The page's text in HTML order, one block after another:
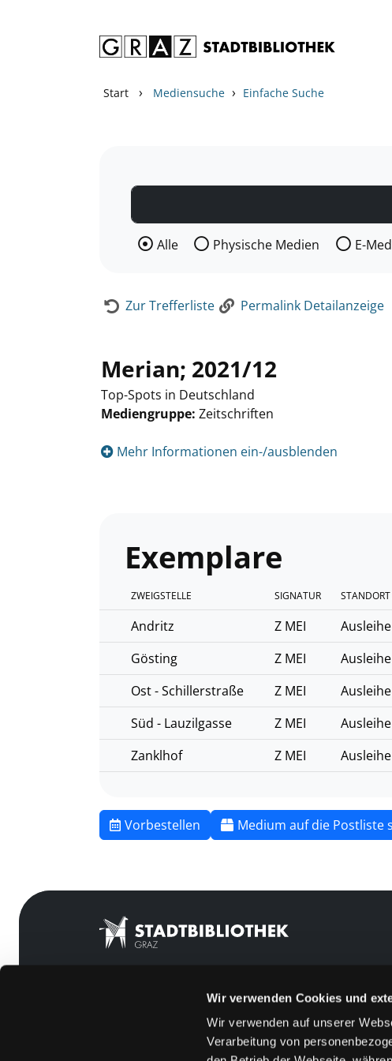
Wir verwenden Cookies und
Wir verwenden auf unserer
Verarbeitung von
Start › Mediensuche › Einfache Suche
Wählen Sie die Medienart nach der Sie
Alle Physische Medien E-
Zur Trefferliste Permalink Detailanzeige
Merian; 2021/12
Top-Spots in Deutschland
Mediengruppe: Zeitschriften
Mehr Informationen ein-/ausblenden
Exemplare
ZWEIGSTELLE SIGNATUR
Andritz Z MEI Ausleihe
Gösting
Z MEI Ausleihe
Ost - Schillerstraße
Z MEI Ausleihe
Süd - Lauzilgasse
Z MEI Ausleihe
Zanklhof
Z MEI Ausleihe
Vorbestellen Medium auf die Postliste
Feedback
Kontakt